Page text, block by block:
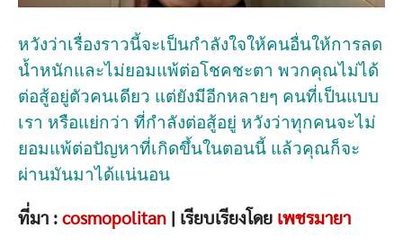
หวังว่าเรื่องราวนี้จะเป็นกำลังใจให้คนอื่นให้การลด
น้ำหนักและไม่ยอมแพ้ต่อโชคชะตา พวกคุณไม่ได้
ต่อสู้อยู่ตัวคนเดียว แต่ยังมีอีกหลายๆ คนที่เป็นแบบ
เรา หรือแย่กว่า ที่กำลังต่อสู้อยู่ หวังว่าทุกคนจะไม่
ยอมแพ้ต่อปัญหาที่เกิดขึ้นในตอนนี้ แล้วคุณก็จะ
ผ่านมันมาได้แน่นอน
ที่มา : cosmopolitan | เรียบเรียงโดย เพชรมายา